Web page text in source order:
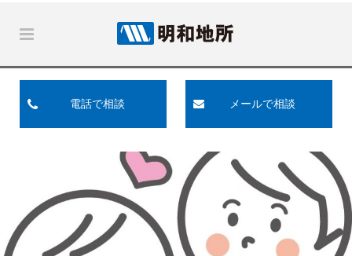
電話で相談 メールで相談